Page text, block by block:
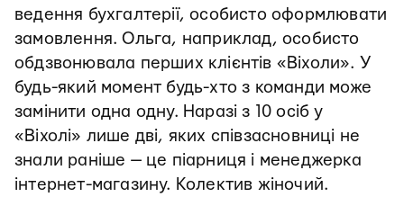
ведення бухгалтерії, особисто оформлювати
замовлення. Ольга, наприклад, особисто
обдзвонювала перших клієнтів «Віхоли». У
будь-який момент будь-хто з команди може
замінити одна одну. Наразі з 10 осіб у
«Віхолі» лише дві, яких співзасновниці не
знали раніше — це піарниця і менеджерка
інтернет-магазину. Колектив жіночий.